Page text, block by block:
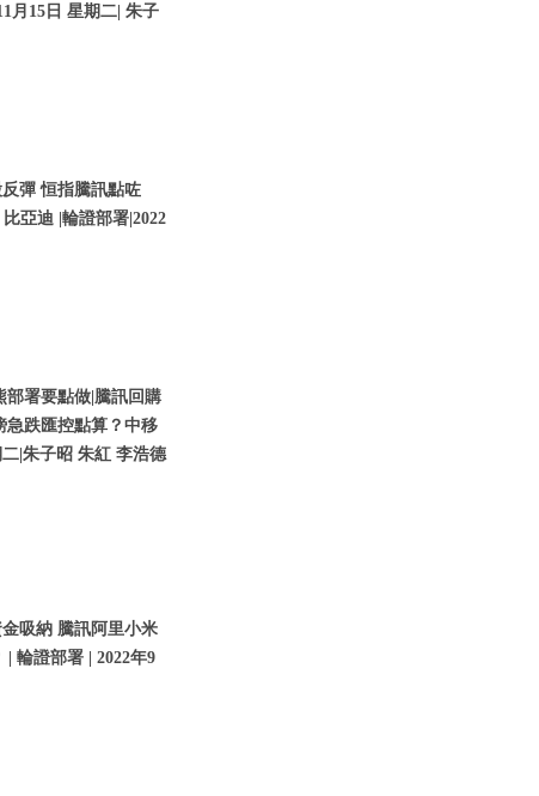
月15日 星期二| 朱子
彈 恒指騰訊點咗
亞迪 |輪證部署|2022
部署要點做|騰訊回購
急跌匯控點算？中移
|朱子昭 朱紅 李浩德
吸納 騰訊阿里小米
輪證部署 | 2022年9